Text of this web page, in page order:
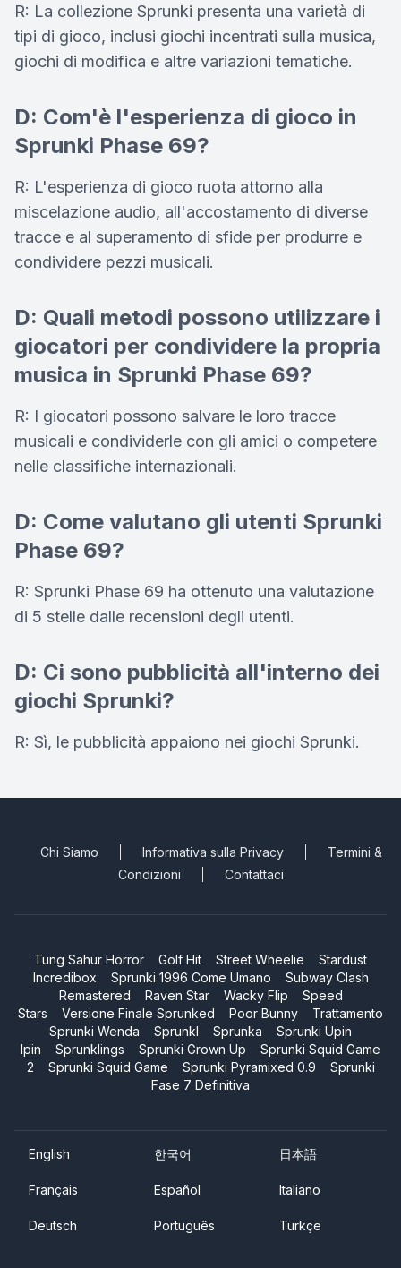
R: La collezione Sprunki presenta una varietà di
tipi di gioco, inclusi giochi incentrati sulla musica,
giochi di modifica e altre variazioni tematiche.
D: Com'è l'esperienza di gioco in
Sprunki Phase 69?
R: L'esperienza di gioco ruota attorno alla
miscelazione audio, all'accostamento di diverse
tracce e al superamento di sfide per produrre e
condividere pezzi musicali.
D: Quali metodi possono utilizzare i
giocatori per condividere la propria
musica in Sprunki Phase 69?
R: I giocatori possono salvare le loro tracce
musicali e condividerle con gli amici o competere
nelle classifiche internazionali.
D: Come valutano gli utenti Sprunki
Phase 69?
R: Sprunki Phase 69 ha ottenuto una valutazione
di 5 stelle dalle recensioni degli utenti.
D: Ci sono pubblicità all'interno dei
giochi Sprunki?
R: Sì, le pubblicità appaiono nei giochi Sprunki.
Chi Siamo Informativa sulla Privacy
Termini &
Condizioni
Contattaci
Tung Sahur Horror Golf Hit Street Wheelie
Stardust
Incredibox
Sprunki 1996 Come Umano
Subway Clash
Remastered
Raven Star Wacky Flip
Speed
Stars
Versione Finale Sprunked Poor Bunny
Trattamento
Sprunki Wenda
Sprunkl Sprunka
Sprunki Upin
Ipin
Sprunklings Sprunki Grown Up
Sprunki Squid Game
2
Sprunki Squid Game Sprunki Pyramixed 0.9
Sprunki
Fase 7 Definitiva
English 한국어 日本語
Français Español Italiano
Deutsch Português Türkçe